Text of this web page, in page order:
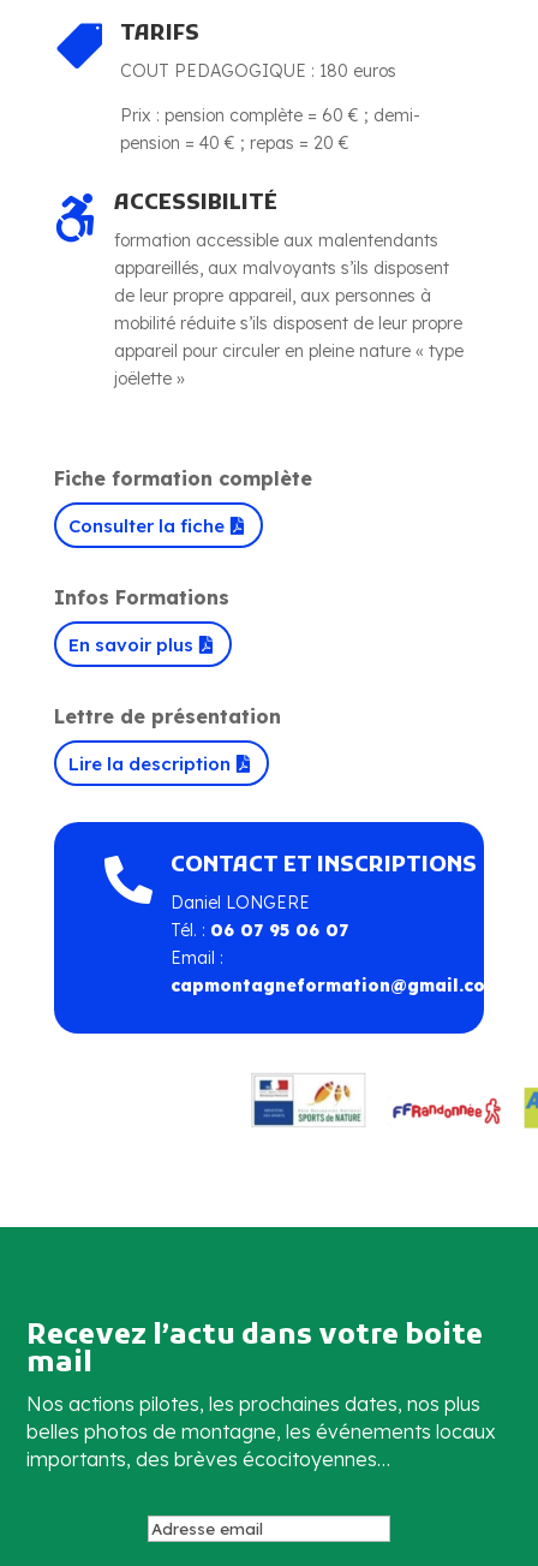
 TARIFS
COUT PEDAGOGIQUE : 180 euros
Prix : pension complète = 60 € ; demi-
pension = 40 € ; repas = 20 €
 ACCESSIBILITÉ
formation accessible aux malentendants
appareillés, aux malvoyants s’ils disposent
de leur propre appareil, aux personnes à
mobilité réduite s’ils disposent de leur propre
appareil pour circuler en pleine nature « type
joëlette »
Fiche formation complète
Consulter la fiche
Infos Formations
En savoir plus
Lettre de présentation
Lire la description
 CONTACT ET INSCRIPTIONS
Daniel LONGERE
Tél. : 06 07 95 06 07
Email :
capmontagneformation@gmail.com
Recevez l’actu dans votre boite
mail
Nos actions pilotes, les prochaines dates, nos plus
belles photos de montagne, les événements locaux
importants, des brèves écocitoyennes…